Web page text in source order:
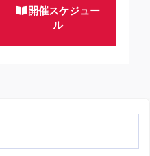
開催スケジュー
ル